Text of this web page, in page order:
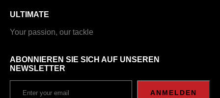
ULTIMATE
Your passion, our tackle
ABONNIEREN SIE SICH AUF UNSEREN
NEWSLETTER
ANMELDEN